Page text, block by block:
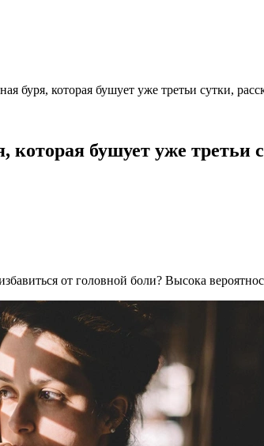
буря, которая бушует уже третьи сутки,
которая бушует уже
от головной боли? Высока